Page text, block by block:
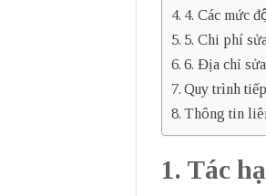
4. Các mức
5. Chi phí
6. Địa chỉ
Quy trình
Thông tin
1. Tác